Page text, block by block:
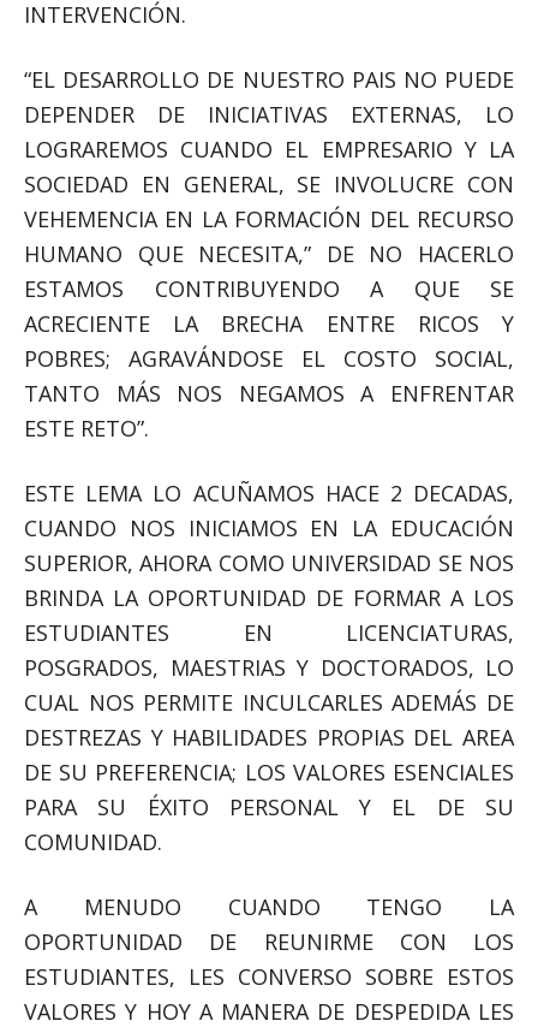
INTERVENCIÓN.
“EL DESARROLLO DE NUESTRO PAIS NO PUEDE
DEPENDER DE INICIATIVAS EXTERNAS, LO
LOGRAREMOS CUANDO EL EMPRESARIO Y LA
SOCIEDAD EN GENERAL, SE INVOLUCRE CON
VEHEMENCIA EN LA FORMACIÓN DEL RECURSO
HUMANO QUE NECESITA,” DE NO HACERLO
ESTAMOS CONTRIBUYENDO A QUE SE
ACRECIENTE LA BRECHA ENTRE RICOS Y
POBRES; AGRAVÁNDOSE EL COSTO SOCIAL,
TANTO MÁS NOS NEGAMOS A ENFRENTAR
ESTE RETO”.
ESTE LEMA LO ACUÑAMOS HACE 2 DECADAS,
CUANDO NOS INICIAMOS EN LA EDUCACIÓN
SUPERIOR, AHORA COMO UNIVERSIDAD SE NOS
BRINDA LA OPORTUNIDAD DE FORMAR A LOS
ESTUDIANTES EN LICENCIATURAS,
POSGRADOS, MAESTRIAS Y DOCTORADOS, LO
CUAL NOS PERMITE INCULCARLES ADEMÁS DE
DESTREZAS Y HABILIDADES PROPIAS DEL AREA
DE SU PREFERENCIA; LOS VALORES ESENCIALES
PARA SU ÉXITO PERSONAL Y EL DE SU
COMUNIDAD.
A MENUDO CUANDO TENGO LA
OPORTUNIDAD DE REUNIRME CON LOS
ESTUDIANTES, LES CONVERSO SOBRE ESTOS
VALORES Y HOY A MANERA DE DESPEDIDA LES